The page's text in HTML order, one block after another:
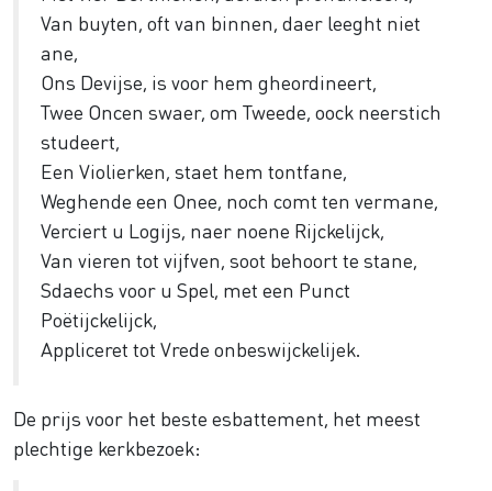
Van buyten, oft van binnen, daer leeght niet
ane,
Ons Devijse, is voor hem gheordineert,
Twee Oncen swaer, om Tweede, oock neerstich
studeert,
Een Violierken, staet hem tontfane,
Weghende een Onee, noch comt ten vermane,
Verciert u Logijs, naer noene Rijckelijck,
Van vieren tot vijfven, soot behoort te stane,
Sdaechs voor u Spel, met een Punct
Poëtijckelijck,
Appliceret tot Vrede onbeswijckelijek.
De prijs voor het beste esbattement, het meest
plechtige kerkbezoek: